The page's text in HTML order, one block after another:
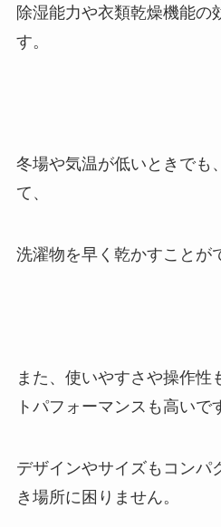
除湿能力や衣類乾燥機能の
す。
冬場や気温が低いときでも
て、
洗濯物を早く乾かすことが
また、使いやすさや操作性
トパフォーマンスも高いで
デザインやサイズもコンパ
き場所に困りません。